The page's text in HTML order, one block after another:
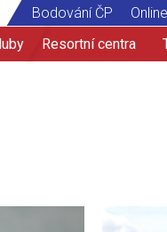
Bodování ČP
Resortní centra